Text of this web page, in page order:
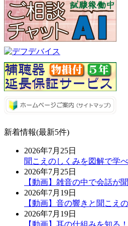
新着情報(最新5件)
2026年7月25日
聞こえのしくみを図解で学
2026年7月25日
【動画】雑音の中で会話が
2026年7月19日
【動画】音の響きと聞こえ
2026年7月19日